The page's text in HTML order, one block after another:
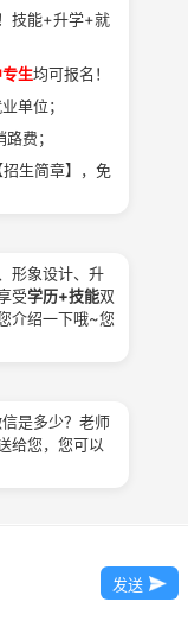
教师
大厨
院路2号
技能+升学+就
生均可报名！
单位；
费；
生简章】，免
形象设计、升
受学历+技能双
介绍一下哦~您
是多少？老师
给您，您可以
发送